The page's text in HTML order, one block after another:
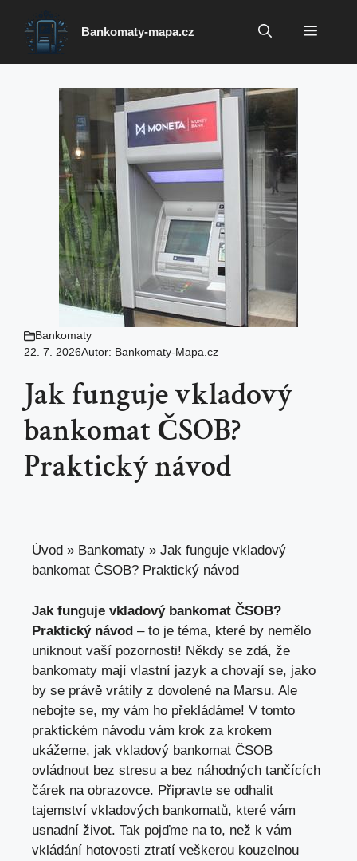
obsah
Bankomaty-mapa.cz Menu
Bankomaty
22. 7. 2026Autor: Bankomaty-Mapa.cz
Jak funguje vkladový
bankomat ČSOB?
Praktický návod
Úvod » Bankomaty » Jak funguje vkladový
bankomat ČSOB? Praktický návod
Jak funguje vkladový bankomat ČSOB?
Praktický návod – to je téma, které by nemělo
uniknout vaší pozornosti! Někdy se zdá, že
bankomaty mají vlastní jazyk a chovají se, jako
by se právě vrátily z dovolené na Marsu. Ale
nebojte se, my vám ho překládáme! V tomto
praktickém návodu vám krok za krokem
ukážeme, jak vkladový bankomat ČSOB
ovládnout bez stresu a bez náhodných tančících
čárek na obrazovce. Připravte se odhalit
tajemství vkladových bankomatů, které vám
usnadní život. Tak pojďme na to, než k vám
vkládání hotovosti ztratí veškerou kouzelnou